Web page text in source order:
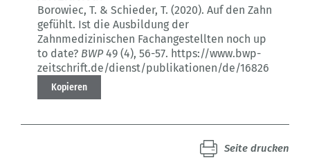
Borowiec, T. & Schieder, T. (2020). Auf den Zahn
gefühlt. Ist die Ausbildung der
Zahnmedizinischen Fachangestellten noch up
to date? BWP49 (4), 56-57. https://www.bwp-
zeitschrift.de/dienst/publikationen/de/16826
Kopieren
Seite drucken